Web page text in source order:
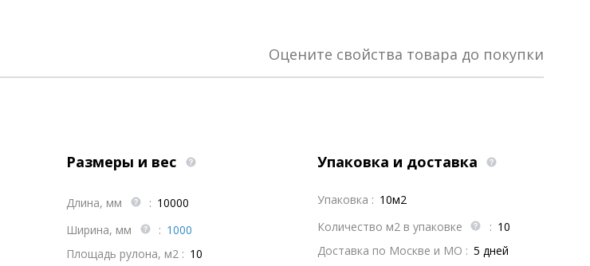
Оцените свойства товара до покупки
Размеры и вес
Длина, мм : 10000
Ширина, мм
: 1000
Площадь рулона, м2 : 10
Упаковка и доставка
Упаковка : 10м2
Количество м2 в упаковке
: 10
Доставка по Москве и МО : 5 дней